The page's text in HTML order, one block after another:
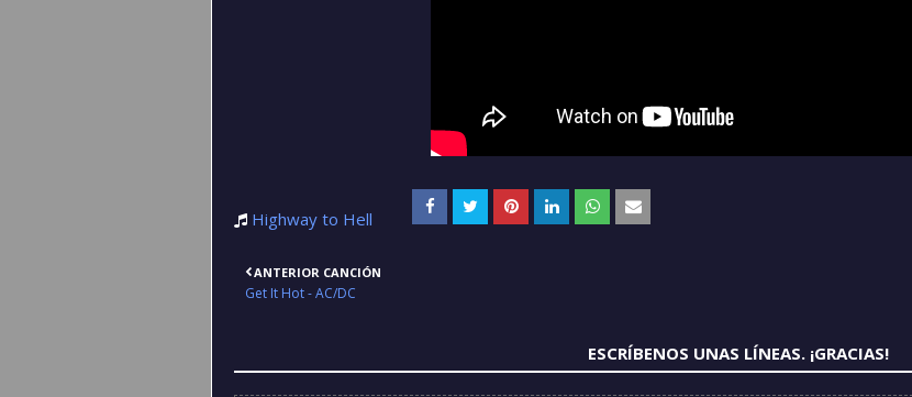
Highway to Hell
ANTERIOR CANCIÓN
Get It Hot - AC/DC
ESCRÍBENOS UNAS LÍNEAS. ¡GRACIAS!